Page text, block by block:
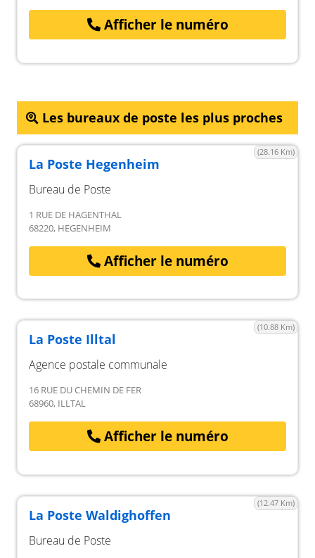
Afficher le numéro
Les bureaux de poste les plus proches
(28.16 Km)
La Poste Hegenheim
Bureau de Poste
1 RUE DE HAGENTHAL
68220, HEGENHEIM
Afficher le numéro
(10.88 Km)
La Poste Illtal
Agence postale communale
16 RUE DU CHEMIN DE FER
68960, ILLTAL
Afficher le numéro
(12.47 Km)
La Poste Waldighoffen
Bureau de Poste